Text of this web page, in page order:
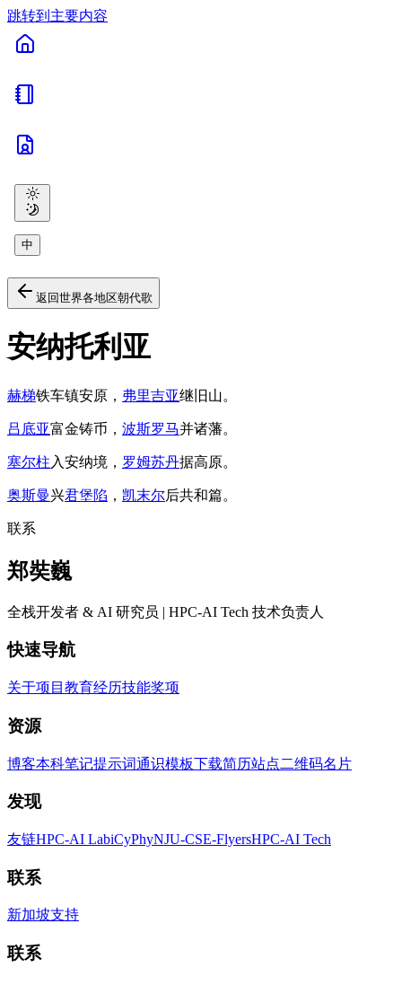
跳转到主要内容
中
返回世界各地区朝代歌
安纳托利亚
赫梯铁车镇安原， 弗里吉亚继旧山。
吕底亚富金铸币， 波斯罗马并诸藩。
塞尔柱 入安纳境， 罗姆苏丹据高原。
奥斯曼兴君堡陷 ， 凯末尔后共和篇。
联系
郑奘巍
全栈开发者 & AI 研究员 | HPC-AI Tech 技术负责人
快速导航
关于项目 教育经历技能奖项
资源
博客本科笔记提示词通识模板下载简历站点二维码名片
发现
友链HPC-AI LabiCyPhyNJU-CSE-FlyersHPC-AI Tech
联系
新加坡支持
联系